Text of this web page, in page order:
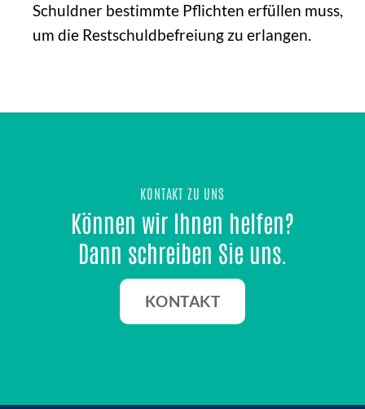
Schuldner bestimmte Pflichten erfüllen muss,
um die Restschuldbefreiung zu erlangen.
KONTAKT ZU UNS
Können wir Ihnen helfen?
Dann schreiben Sie uns.
KONTAKT